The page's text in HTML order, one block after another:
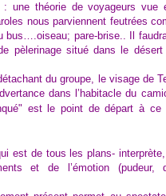
une théorie de voyageurs vue
nous parviennent feutrées
bus….oiseau; pare-brise..
Il
pèlerinage situé dans le
du groupe, le visage de
dans l’habitacle du
est le point de départ à ce
est de tous les plans-
et de l’émotion (pudeur,